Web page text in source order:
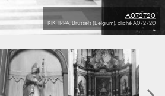
A072720
KIK-IRPA, Brussels (Belgium), cliché A072720